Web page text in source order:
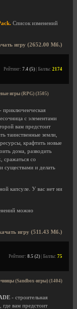
Список изменений
игру (2652.00 Мб.)
Рейтинг: 7.4 (5) | Баллы: 2174
игры (RPG) (3505)
- приключенческая
с элементами
вам предстоит
таинственные земли,
крафтить новые
дома, разводить
сражаться со
существами и делать
капсуле. У вас нет ни
можно
игру (511.43 Мб.)
Рейтинг: 8.5 (2) | Баллы: 75
(Sandbox-игры) (1404)
- строительная
где вам предстоит